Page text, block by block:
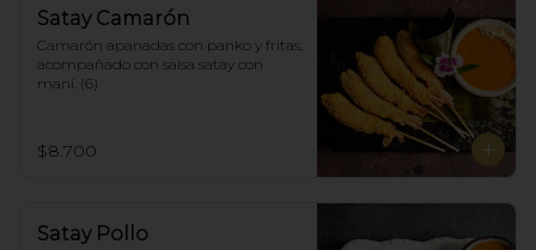
Satay Camarón
Camarón apanadas con panko y fritas,
acompañado con salsa satay con
maní. (6)
$8.700
Satay Pollo